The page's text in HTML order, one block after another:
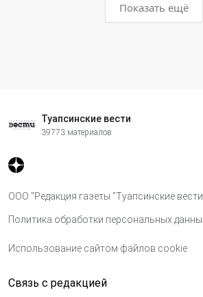
Показать ещё
Туапсинские вести
39773 материалов
ООО "Редакция газеты "Туапсинские
Политика обработки персональных
Использование сайтом файлов cookie
Связь с редакцией